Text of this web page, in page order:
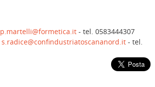
p.martelli@formetica.it- tel. 0583444307
s.radice@confindustriatoscananord.it- tel.